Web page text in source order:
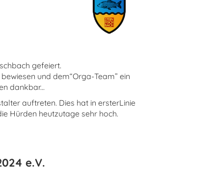
gefeiert.
und dem“Orga-Team” ein
dankbar...
auftreten. Dies hat in ersterLinie
Hürden heutzutage sehr hoch.
e.V.